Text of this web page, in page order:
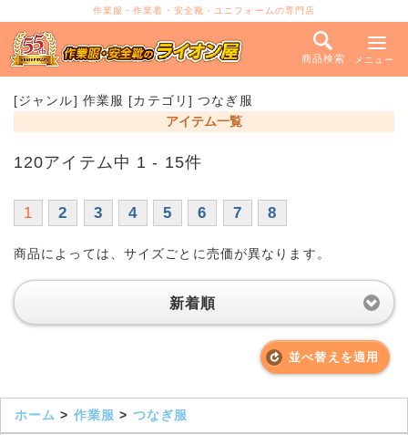
作業服・作業着・安全靴・ユニフォームの専門店
商品検索 メニュー
[ジャンル] 作業服 [カテゴリ] つなぎ服
アイテム一覧
120アイテム中 1 - 15件
1 2 3 4 5 6 7 8
商品によっては、サイズごとに売価が異なります。
新着順
並べ替えを適用
ホーム > 作業服 > つなぎ服